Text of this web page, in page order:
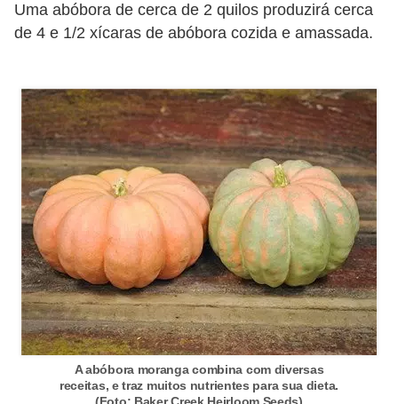
Uma abóbora de cerca de 2 quilos produzirá cerca
de 4 e 1/2 xícaras de abóbora cozida e amassada.
A abóbora moranga combina com diversas
receitas, e traz muitos nutrientes para sua dieta.